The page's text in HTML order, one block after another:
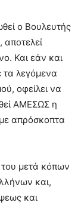
ο Βουλευτής
Και εάν και
τα λεγόμενα
οφείλει να
ΑΜΕΣΩΣ η
απρόσκοπτα
μετά κόπων
και,
και